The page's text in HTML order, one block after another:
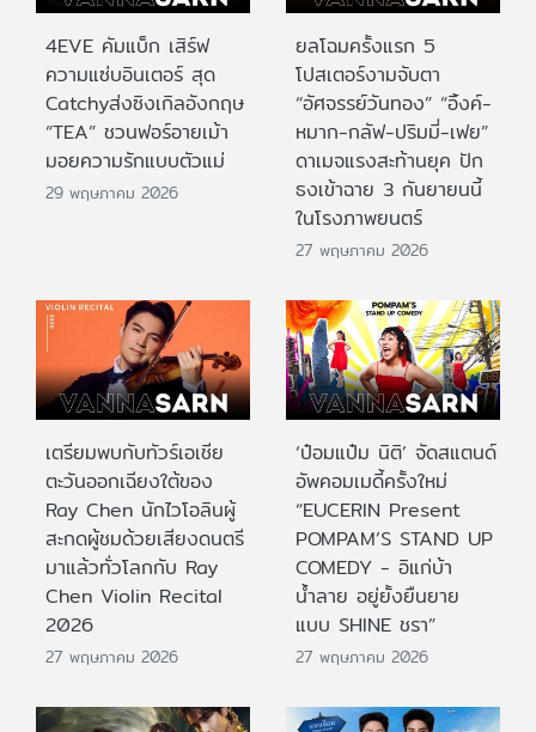
4EVE คัมแบ็ก เสิร์ฟ
ความแซ่บอินเตอร์ สุด
Catchyส่งซิงเกิลอังกฤษ
“TEA” ชวนฟอร์อายเม้า
มอยความรักแบบตัวแม่
29 พฤษภาคม 2026
ยลโฉมครั้งแรก 5
โปสเตอร์งามจับตา
“อัศจรรย์วันทอง” “อิ้งค์-
หมาก-กลัฟ-ปริมมี่-เฟย”
ดาเมจแรงสะท้านยุค ปัก
ธงเข้าฉาย 3 กันยายนนี้
ในโรงภาพยนตร์
27 พฤษภาคม 2026
เตรียมพบกับทัวร์เอเชีย
ตะวันออกเฉียงใต้ของ
Ray Chen นักไวโอลินผู้
สะกดผู้ชมด้วยเสียงดนตรี
มาแล้วทั่วโลกกับ Ray
Chen Violin Recital
2026
27 พฤษภาคม 2026
‘ป๋อมแป๋ม นิติ’ จัดสแตนด์
อัพคอมเมดี้ครั้งใหม่
“EUCERIN Present
POMPAM’S STAND UP
COMEDY - อิแก่บ้า
น้ำลาย อยู่ยั้งยืนยาย
แบบ SHINE ชรา”
27 พฤษภาคม 2026